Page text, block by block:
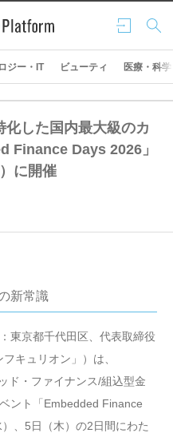
ログ
イン
検索
ジー・IT ビューティ 医療・科学
した国内最大級のカ
Finance Days 2026」
に開催
新常識
東京都千代田区、代表取締役
キュリオン」）は、
ド・ファイナンス/組込型金
ント「Embedded Finance
、5日（木）の2日間にわた